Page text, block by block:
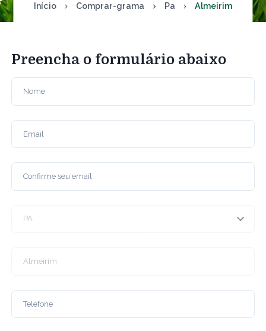
Início Comprar-grama Pa Almeirim
Preencha o formulário abaixo